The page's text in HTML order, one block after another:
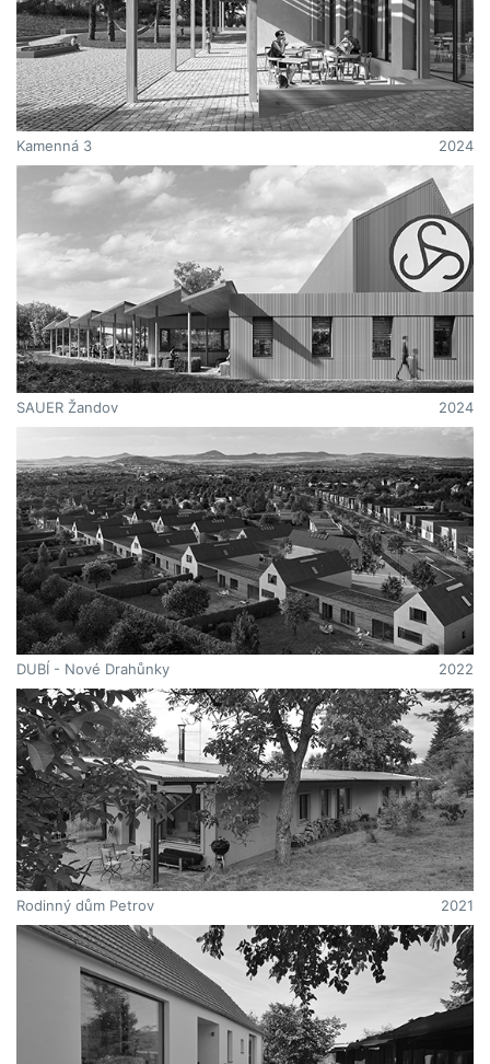
Kamenná 3 2024
SAUER Žandov 2024
DUBÍ - Nové Drahůnky 2022
Rodinný dům Petrov 2021